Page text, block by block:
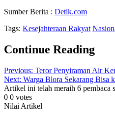
Sumber Berita : Detik.com
Tags: Kesejahteraan Rakyat
Continue Reading
Previous: Teror Penyiraman Air
Next: Warga Blora Sekarang Bisa
Artikel ini telah meraih 6 pembaca
0 0 votes
Nilai Artikel